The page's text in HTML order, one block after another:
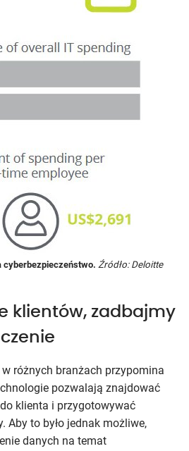
cyberbezpieczeństwo. Źródło: Deloitte
klientów, zadbajmy
różnych branżach przypomina
pozwalają znajdować
klienta i przygotowywać
Aby to było jednak możliwe,
danych na temat